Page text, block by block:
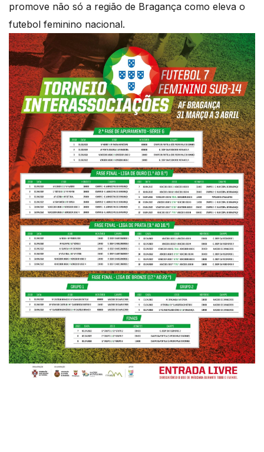
promove não só a região de Bragança como eleva o
futebol feminino nacional.